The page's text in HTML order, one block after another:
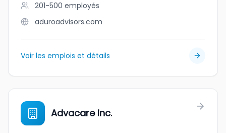
201-500 employés
aduroadvisors.com
Voir les emplois et détails
Advacare Inc.